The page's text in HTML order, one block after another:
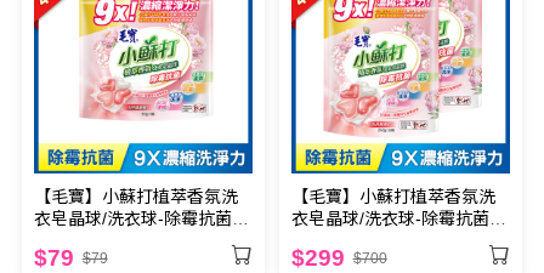
【毛寶】小蘇打植萃香氛洗
衣皂晶球/洗衣球-除霉抗菌 5
$79 $79
【毛寶】小蘇打植萃香氛洗
衣皂晶球/洗衣球-除霉抗菌25
$299 $700